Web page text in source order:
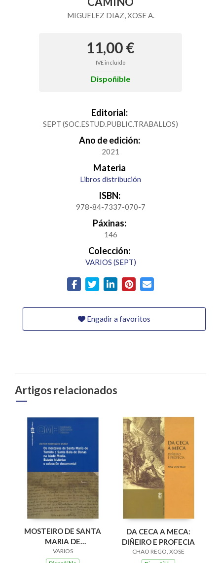
MIGUELEZ DIAZ, XOSE A.
11,00 €
IVE incluído
Dispoñible
Editorial:
SEPT (SOC.ESTUD.PUBLIC.TRABALLOS)
Ano de edición:
2021
Materia
Libros distribución
ISBN:
978-84-7337-070-7
Páxinas:
146
Colección:
VARIOS (SEPT)
Engadir a favoritos
Artigos relacionados
MOSTEIRO DE SANTA
MARIA DE
XUNQUEIRA DE
VARIOS
DA CECA A MECA:
DIÑEIRO E PROFECIA
CHAO REGO, XOSE